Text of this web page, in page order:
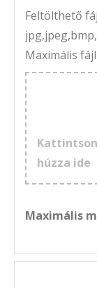
Feltölthető
Maximális
húzza ide
Maximális